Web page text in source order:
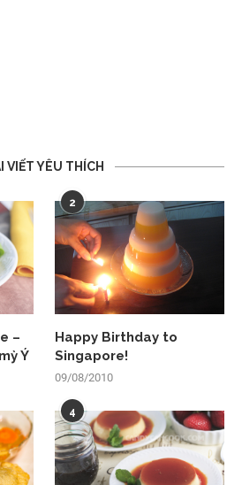
VIẾT YÊU THÍCH
–
Ý
2
Happy Birthday to
Singapore!
09/08/2010
4